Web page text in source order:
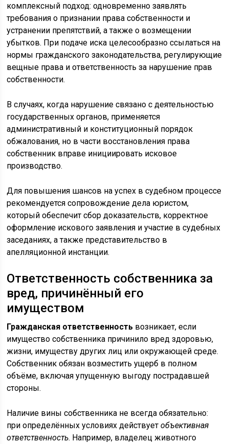
комплексный подход: одновременно заявлять
требования о признании права собственности и
устранении препятствий, а также о возмещении
убытков. При подаче иска целесообразно ссылаться на
нормы гражданского законодательства, регулирующие
вещные права и ответственность за нарушение прав
собственности.
В случаях, когда нарушение связано с деятельностью
государственных органов, применяется
административный и конституционный порядок
обжалования, но в части восстановления права
собственник вправе инициировать исковое
производство.
Для повышения шансов на успех в судебном процессе
рекомендуется сопровождение дела юристом,
который обеспечит сбор доказательств, корректное
оформление искового заявления и участие в судебных
заседаниях, а также представительство в
апелляционной инстанции.
Ответственность собственника за
вред, причинённый его
имуществом
Гражданская ответственность возникает, если
имущество собственника причинило вред здоровью,
жизни, имуществу других лиц или окружающей среде.
Собственник обязан возместить ущерб в полном
объёме, включая упущенную выгоду пострадавшей
стороны.
Наличие вины собственника не всегда обязательно:
при определённых условиях действуетобъективная
ответственность. Например, владелец животного